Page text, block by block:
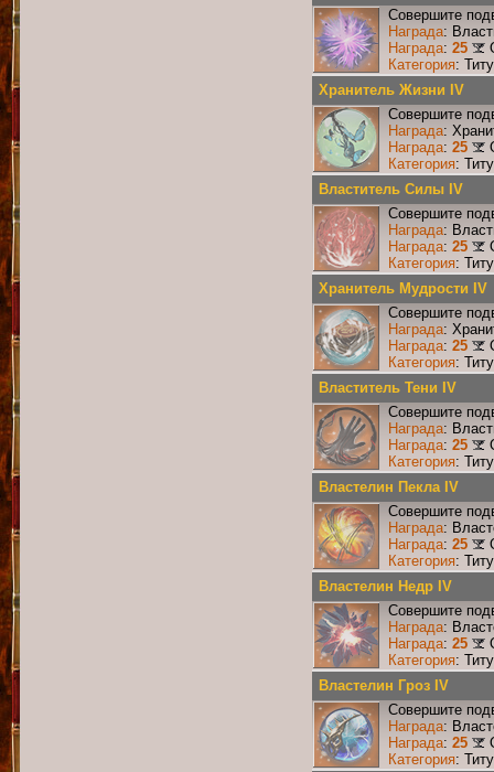
Совершите
Награда:
Награда: 25
Категория:
Хранитель Жизни IV
Совершите
Награда:
Награда: 25
Категория:
Властитель Силы IV
Совершите
Награда:
Награда: 25
Категория:
Хранитель Мудрости IV
Совершите
Награда:
Награда: 25
Категория:
Властитель Тени IV
Совершите
Награда:
Награда: 25
Категория:
Властелин Пекла IV
Совершите
Награда:
Награда: 25
Категория:
Властелин Недр IV
Совершите
Награда:
Награда: 25
Категория:
Властелин Гроз IV
Совершите
Награда:
Награда: 25
Категория: